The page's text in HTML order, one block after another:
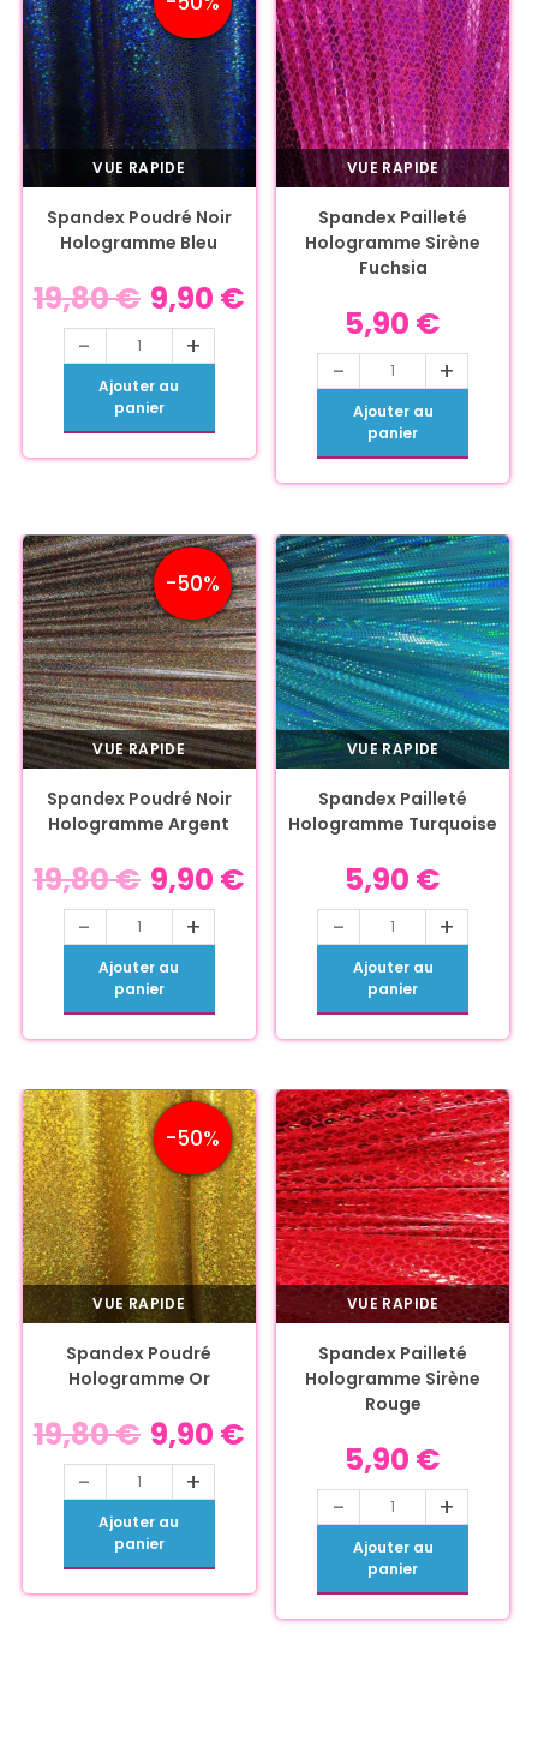
VUE RAPIDE
Spandex Poudré Noir
Hologramme Bleu
19,80€ 9,90 €
- +
Ajouter au
panier
VUE RAPIDE
Spandex Pailleté
Hologramme Sirène
Fuchsia
5,90 €
- +
Ajouter au
panier
-50%
VUE RAPIDE
Spandex Poudré Noir
Hologramme Argent
19,80€ 9,90 €
- +
Ajouter au
panier
VUE RAPIDE
Spandex Pailleté
Hologramme Turquoise
5,90 €
- +
Ajouter au
panier
-50%
VUE RAPIDE
Spandex Poudré
Hologramme Or
19,80€ 9,90 €
- +
Ajouter au
panier
VUE RAPIDE
Spandex Pailleté
Hologramme Sirène
Rouge
5,90 €
- +
Ajouter au
panier